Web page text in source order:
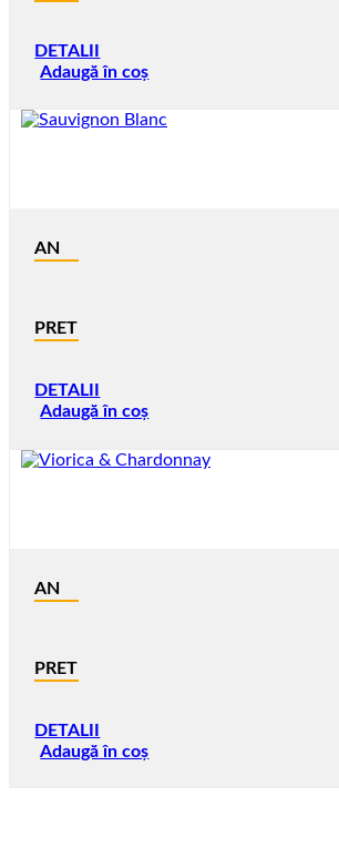
DETALII
Adaugă în coș
AN
PRET
DETALII
Adaugă în coș
AN
PRET
DETALII
Adaugă în coș